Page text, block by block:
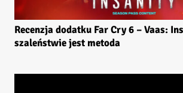
Recenzja dodatku Far Cry 6 – Vaas:
szaleństwie jest metoda